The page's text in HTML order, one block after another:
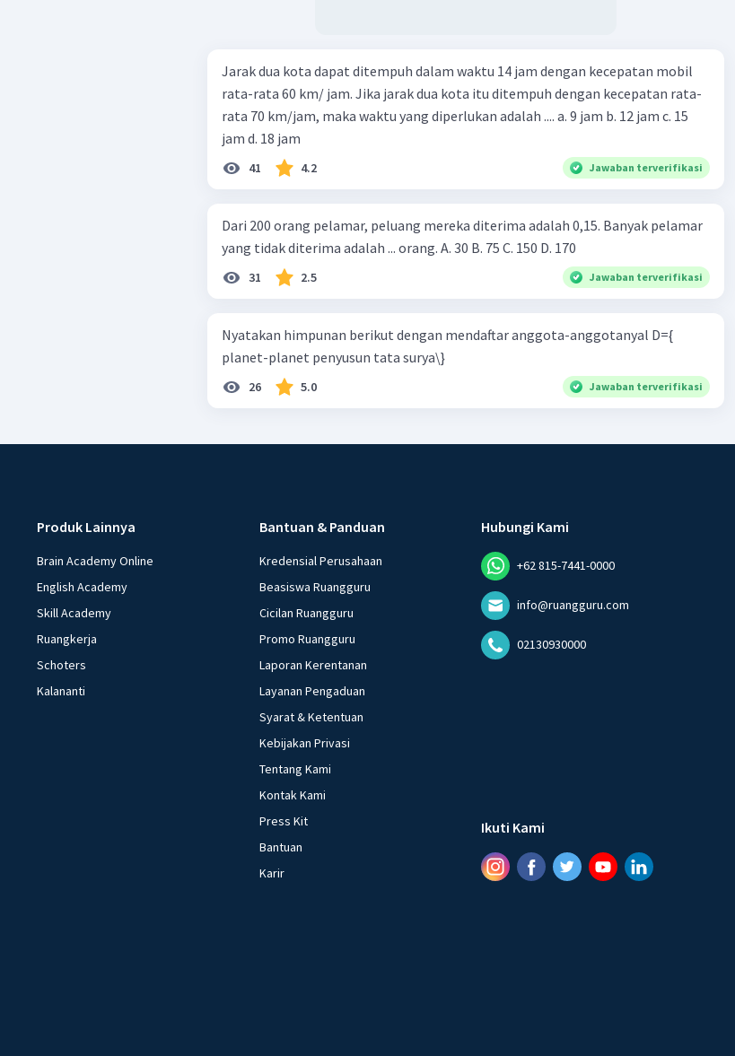
Jarak dua kota dapat ditempuh dalam waktu 14 jam dengan kecepatan mobil
rata-rata 60 km/ jam. Jika jarak dua kota itu ditempuh dengan kecepatan rata-
rata 70 km/jam, maka waktu yang diperlukan adalah .... a. 9 jam b. 12 jam c. 15
jam d. 18 jam
41 4.2 Jawaban terverifikasi
Dari 200 orang pelamar, peluang mereka diterima adalah 0,15. Banyak pelamar
yang tidak diterima adalah ... orang. A. 30 B. 75 C. 150 D. 170
31 2.5 Jawaban terverifikasi
Nyatakan himpunan berikut dengan mendaftar anggota-anggotanyal D={
planet-planet penyusun tata surya\}
26 5.0 Jawaban terverifikasi
Produk Lainnya
Brain Academy Online
English Academy
Skill Academy
Ruangkerja
Schoters
Kalananti
Bantuan & Panduan
Kredensial Perusahaan
Beasiswa Ruangguru
Cicilan Ruangguru
Promo Ruangguru
Laporan Kerentanan
Layanan Pengaduan
Syarat & Ketentuan
Kebijakan Privasi
Tentang Kami
Kontak Kami
Press Kit
Bantuan
Karir
Hubungi Kami
+62 815-7441-0000
info@ruangguru.com
02130930000
Ikuti Kami